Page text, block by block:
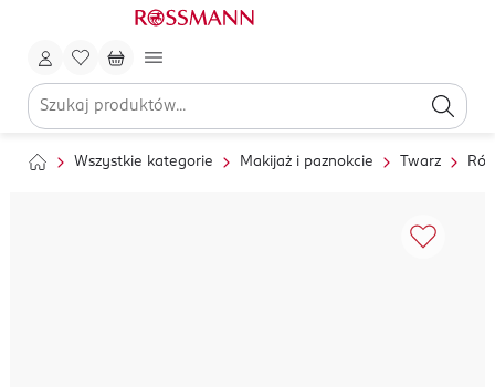
Wszystkie kategorie Makijaż i paznokcie Twarz